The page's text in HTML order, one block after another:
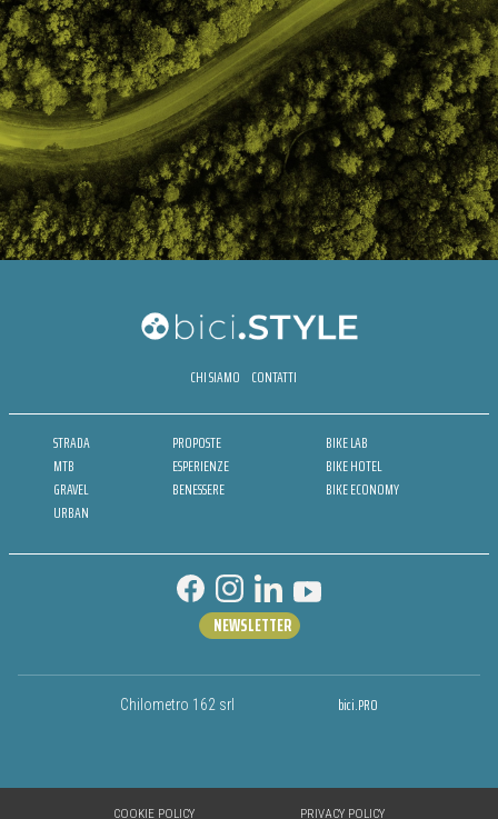
CHI SIAMO CONTATTI
STRADA
MTB
GRAVEL
URBAN
PROPOSTE
ESPERIENZE
BENESSERE
BIKE LAB
BIKE HOTEL
BIKE ECONOMY
Chilometro 162 srl bici.PRO
NEWSLETTER
COOKIE POLICY PRIVACY POLICY